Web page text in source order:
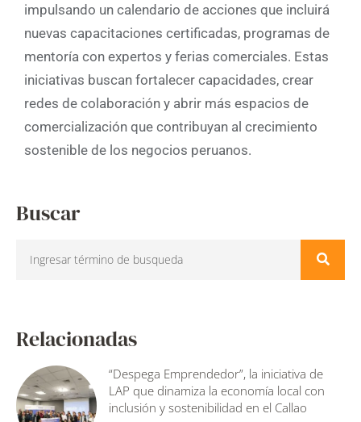
impulsando un calendario de acciones que incluirá
nuevas capacitaciones certificadas, programas de
mentoría con expertos y ferias comerciales. Estas
iniciativas buscan fortalecer capacidades, crear
redes de colaboración y abrir más espacios de
comercialización que contribuyan al crecimiento
sostenible de los negocios peruanos.
Buscar
Relacionadas
“Despega Emprendedor”, la iniciativa de
LAP que dinamiza la economía local con
inclusión y sostenibilidad en el Callao